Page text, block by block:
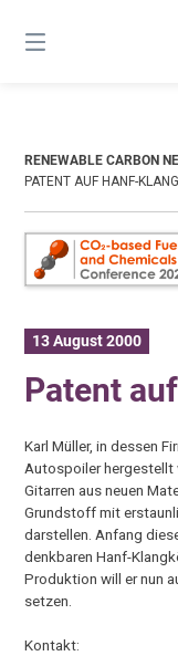
content
RENEWABLE CARBON
PATENT AUF HANF-
13 August 2000
Patent
Karl Müller, in dessen
Autospoiler hergestellt
Gitarren aus neuen
Grundstoff mit
darstellen. Anfang
denkbaren Hanf-
Produktion will er nun
setzen.
Kontakt: